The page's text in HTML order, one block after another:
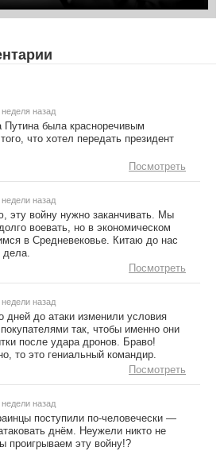
неделя назад
Путина была красноречивым
что хотел передать президент
Посмотреть
недели назад
эту войну нужно заканчивать. Мы
воевать, но в экономическом
в Средневековье. Китаю до нас
дела.
Посмотреть
недели назад
дней до атаки изменили условия
так, чтобы именно они
после удара дронов. Браво!
то это гениальный командир.
Посмотреть
недели назад
поступили по-человечески —
днём. Неужели никто не
проигрываем эту войну!?